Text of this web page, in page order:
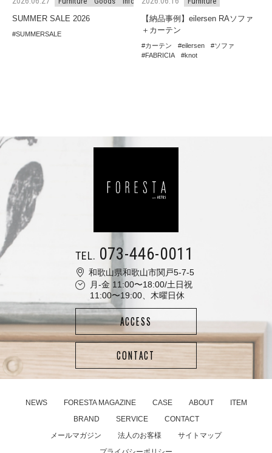
SUMMER SALE 2026
SUMMERSALE
【納品事例】eilersen RAソファ
＋カーテン
カーテン eilersen
ソファ
FABRICIA
knot
TEL. 073-446-0011
和歌山県和歌山市関戸5-7-5
月-金 11:00〜18:00/土日祝
11:00〜19:00、木曜日休
ACCESS
CONTACT
NEWS FORESTA MAGAZINE CASE ABOUT
ITEM
BRAND
SERVICE
CONTACT
メールマガジン
法人のお客様
サイトマップ